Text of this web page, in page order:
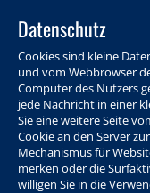
Datenschutz
Cookies sind kleine
und vom Webbrowser
Computer des Nutzers
jede Nachricht in einer
Sie eine weitere Seite
Cookie an den Server
Mechanismus für
merken oder die
willigen Sie in die
Programm Info &